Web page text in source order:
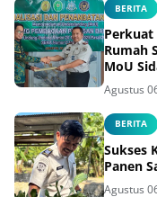
BERITA
Perkuat
Rumah
MoU
Agustus
BERITA
Sukses
Panen
Agustus